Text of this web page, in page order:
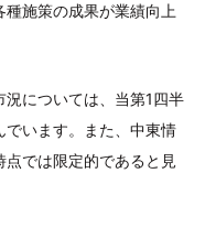
施策の成果が業績向上
については、当第1四半
います。また、中東情
では限定的であると見